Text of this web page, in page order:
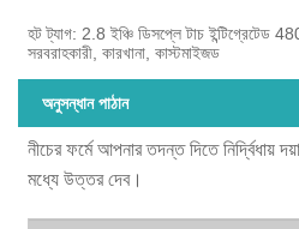
হট ট্যাগ: 2.8 ইঞ্চি ডিসপ্লে টাচ ইন্টিগ্রেটেড
সরবরাহকারী, কারখানা, কাস্টমাইজড
অনুসন্ধান পাঠান
নীচের ফর্মে আপনার তদন্ত দিতে নির্দ্বিধায়
মধ্যে উত্তর দেব।